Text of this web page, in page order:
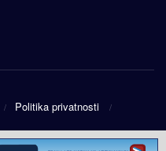
Politika privatnosti